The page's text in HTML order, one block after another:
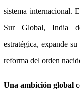
sistema internacional.
Sur Global, India
estratégica, expande
reforma del orden
Una ambición global